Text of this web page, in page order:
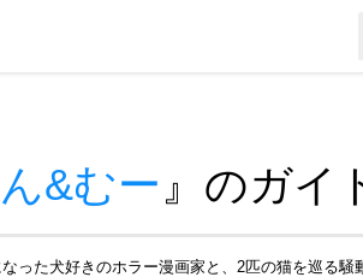
&むー 』 のガイ
った犬好きのホラー漫画家と、2匹の猫を巡る騒